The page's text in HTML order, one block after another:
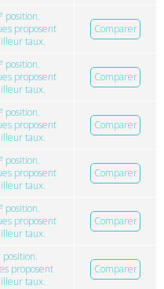
position.
proposent
taux.
Comparer
position.
proposent
taux.
Comparer
position.
proposent
taux.
Comparer
position.
proposent
taux.
Comparer
position.
proposent
taux.
Comparer
position.
proposent
taux.
Comparer